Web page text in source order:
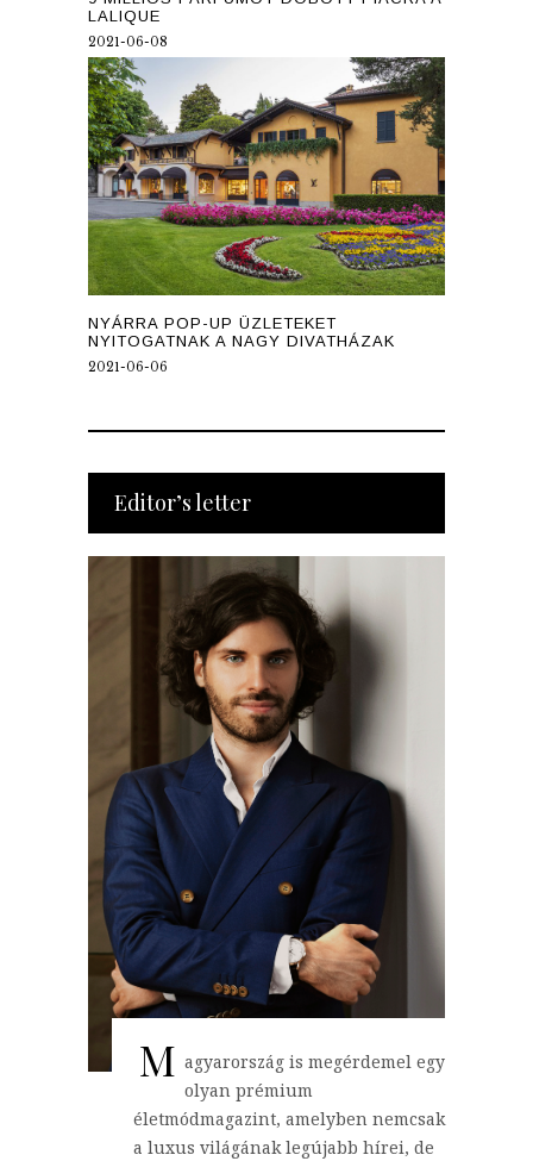
LALIQUE
2021-06-08
NYÁRRA POP-UP ÜZLETEKET
NYITOGATNAK A NAGY DIVATHÁZAK
2021-06-06
Editor’s letter
M agyarország is megérdemel egy
olyan prémium
életmódmagazint, amelyben nemcsak
a luxus világának legújabb hírei, de